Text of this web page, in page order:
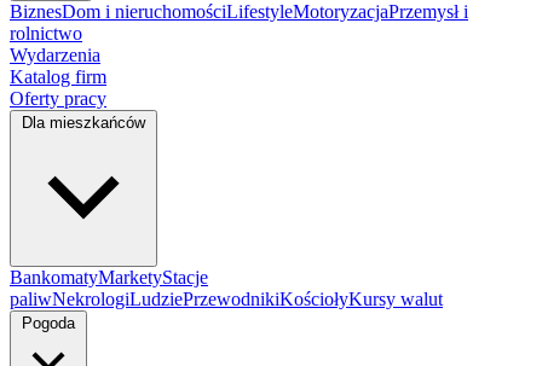
BiznesDom i nieruchomościLifestyleMotoryzacjaPrzemysł i
rolnictwo
Wydarzenia
Katalog firm
Oferty pracy
Dla mieszkańców
BankomatyMarketyStacje
paliwNekrologiLudziePrzewodnikiKościołyKursy walut
Pogoda